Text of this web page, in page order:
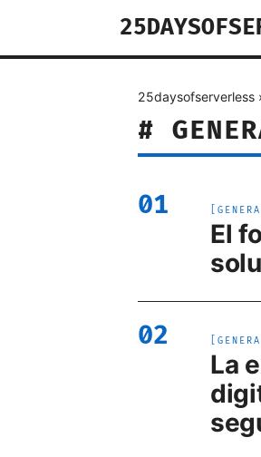
25daysofserverless ›
#
01
El
02
La